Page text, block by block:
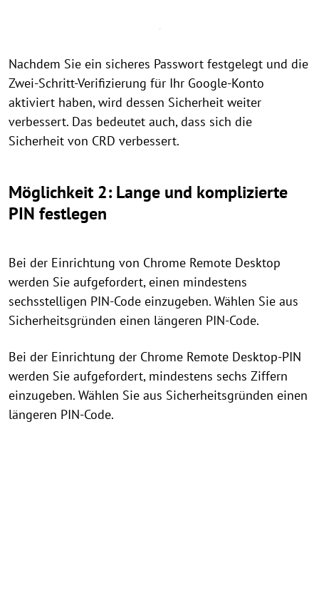
Nachdem Sie ein sicheres Passwort festgelegt und die
Zwei-Schritt-Verifizierung für Ihr Google-Konto
aktiviert haben, wird dessen Sicherheit weiter
verbessert. Das bedeutet auch, dass sich die
Sicherheit von CRD verbessert.
Möglichkeit 2: Lange und komplizierte
PIN festlegen
Bei der Einrichtung von Chrome Remote Desktop
werden Sie aufgefordert, einen mindestens
sechsstelligen PIN-Code einzugeben. Wählen Sie aus
Sicherheitsgründen einen längeren PIN-Code.
Bei der Einrichtung der Chrome Remote Desktop-PIN
werden Sie aufgefordert, mindestens sechs Ziffern
einzugeben. Wählen Sie aus Sicherheitsgründen einen
längeren PIN-Code.